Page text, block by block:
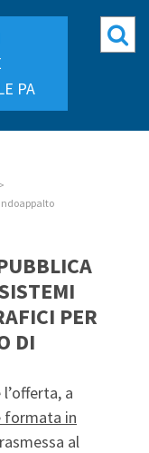
PA
>
PER
DI
a
formata in
al